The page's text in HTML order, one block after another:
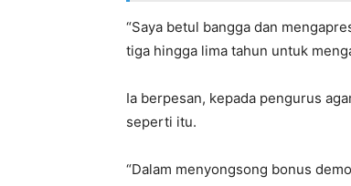
“Saya betul bangga dan
tiga hingga lima tahun untuk
Ia berpesan, kepada pengurus
seperti itu.
“Dalam menyongsong bonus